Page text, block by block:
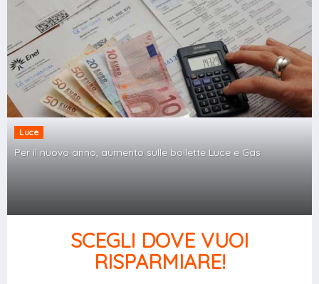
Luce
Per il nuovo anno, aumento sulle bollette Luce e Gas
SCEGLI DOVE VUOI
RISPARMIARE!